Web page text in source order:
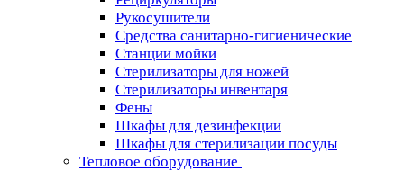
Рукосушители
Средства санитарно-гигиенические
Станции мойки
Стерилизаторы для ножей
Стерилизаторы инвентаря
Фены
Шкафы для дезинфекции
Шкафы для стерилизации посуды
Тепловое оборудование